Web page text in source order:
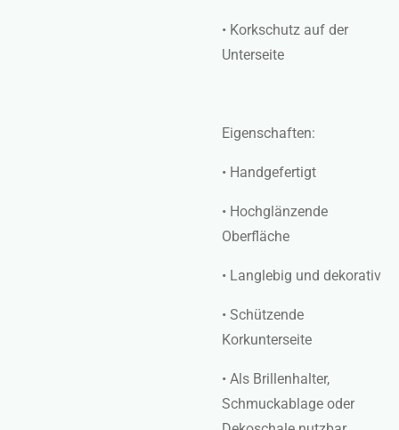
• Korkschutz auf der
Unterseite
Eigenschaften:
• Handgefertigt
• Hochglänzende
Oberfläche
• Langlebig und dekorativ
• Schützende
Korkunterseite
• Als Brillenhalter,
Schmuckablage oder